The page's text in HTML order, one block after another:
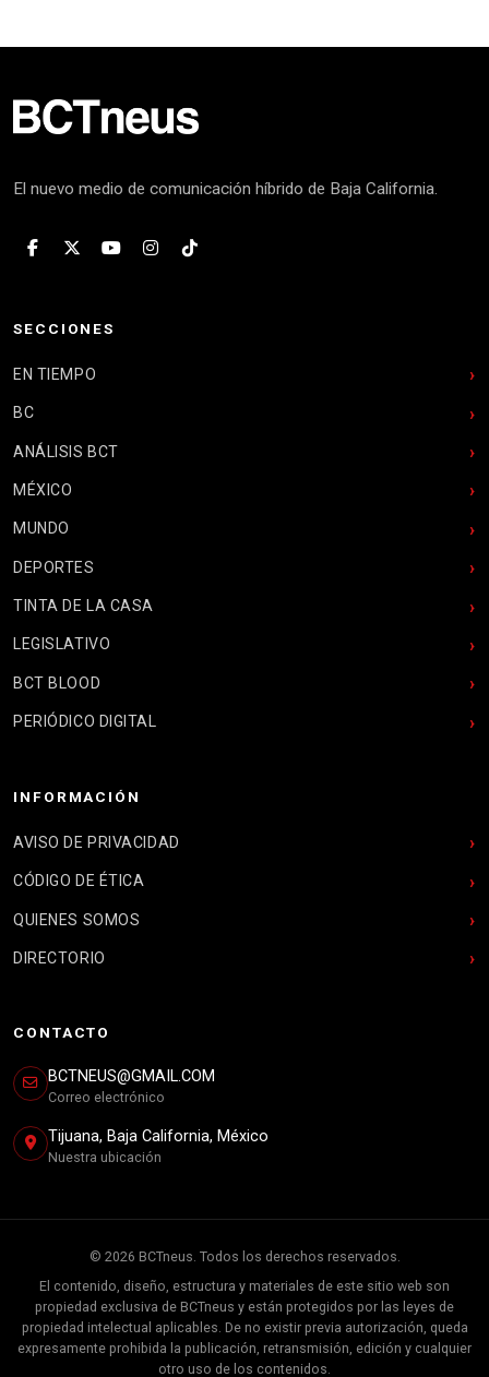
El nuevo medio de comunicación híbrido de Baja California.
SECCIONES
EN TIEMPO
BC
ANÁLISIS BCT
MÉXICO
MUNDO
DEPORTES
TINTA DE LA CASA
LEGISLATIVO
BCT BLOOD
PERIÓDICO DIGITAL
INFORMACIÓN
AVISO DE PRIVACIDAD
CÓDIGO DE ÉTICA
QUIENES SOMOS
DIRECTORIO
CONTACTO
BCTNEUS@GMAIL.COM
Correo electrónico
Tijuana, Baja California, México
Nuestra ubicación
© 2026 BCTneus. Todos los derechos reservados.
El contenido, diseño, estructura y materiales de este sitio web son
propiedad exclusiva de BCTneus y están protegidos por las leyes de
propiedad intelectual aplicables. De no existir previa autorización, queda
expresamente prohibida la publicación, retransmisión, edición y cualquier
otro uso de los contenidos.